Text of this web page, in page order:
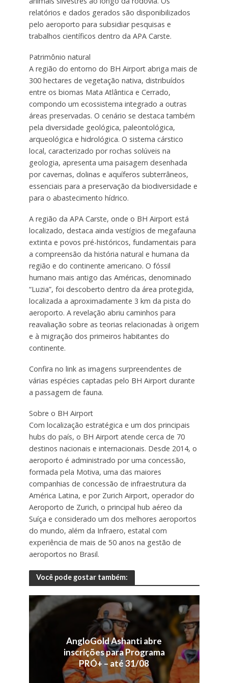
relatórios e dados gerados são disponibilizados
pelo aeroporto para subsidiar pesquisas e
trabalhos científicos dentro da APA Carste.
Patrimônio natural
A região do entorno do BH Airport abriga mais de
300 hectares de vegetação nativa, distribuídos
entre os biomas Mata Atlântica e Cerrado,
compondo um ecossistema integrado a outras
áreas preservadas. O cenário se destaca também
pela diversidade geológica, paleontológica,
arqueológica e hidrológica. O sistema cárstico
local, caracterizado por rochas solúveis na
geologia, apresenta uma paisagem desenhada
por cavernas, dolinas e aquíferos subterrâneos,
essenciais para a preservação da biodiversidade e
para o abastecimento hídrico.
A região da APA Carste, onde o BH Airport está
localizado, destaca ainda vestígios de megafauna
extinta e povos pré-históricos, fundamentais para
a compreensão da história natural e humana da
região e do continente americano. O fóssil
humano mais antigo das Américas, denominado
“Luzia”, foi descoberto dentro da área protegida,
localizada a aproximadamente 3 km da pista do
aeroporto. A revelação abriu caminhos para
reavaliação sobre as teorias relacionadas à origem
e à migração dos primeiros habitantes do
continente.
Confira no link as imagens surpreendentes de
várias espécies captadas pelo BH Airport durante
a passagem de fauna.
Sobre o BH Airport
Com localização estratégica e um dos principais
hubs do país, o BH Airport atende cerca de 70
destinos nacionais e internacionais. Desde 2014, o
aeroporto é administrado por uma concessão,
formada pela Motiva, uma das maiores
companhias de concessão de infraestrutura da
América Latina, e por Zurich Airport, operador do
Aeroporto de Zurich, o principal hub aéreo da
Suíça e considerado um dos melhores aeroportos
do mundo, além da Infraero, estatal com
experiência de mais de 50 anos na gestão de
aeroportos no Brasil.
Você pode gostar também:
AngloGold Ashanti abre
inscrições para Programa
PRÓ+ – até 31/08